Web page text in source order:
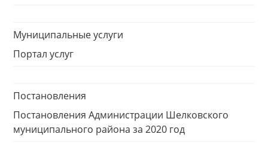
Муниципальные услуги
Портал услуг
Постановления
Постановления Администрации Шелковского
муниципального района за 2020 год